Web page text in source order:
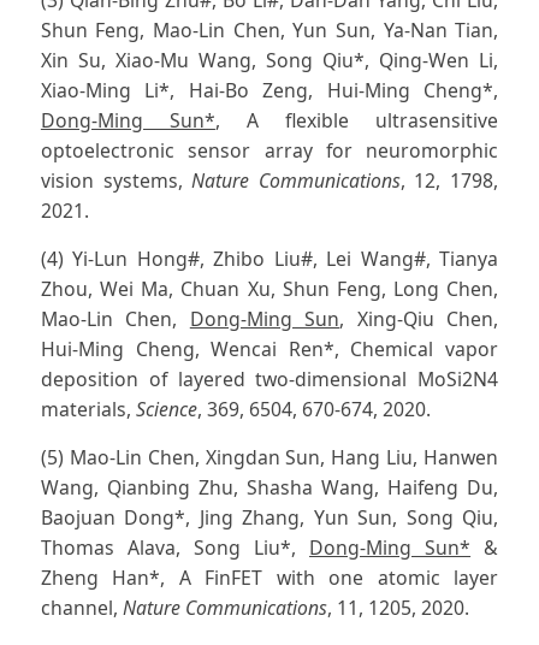
Shun Feng, Mao-Lin Chen, Yun Sun, Ya-Nan Tian,
Xin Su, Xiao-Mu Wang, Song Qiu*, Qing-Wen Li,
Xiao-Ming Li*, Hai-Bo Zeng, Hui-Ming Cheng*,
Dong-Ming Sun*, A flexible ultrasensitive
optoelectronic sensor array for neuromorphic
vision systems,Nature Communications, 12, 1798,
2021.
(4) Yi-Lun Hong#, Zhibo Liu#, Lei Wang#, Tianya
Zhou, Wei Ma, Chuan Xu, Shun Feng, Long Chen,
Mao-Lin Chen, Dong-Ming Sun, Xing-Qiu Chen,
Hui-Ming Cheng, Wencai Ren*, Chemical vapor
deposition of layered two-dimensional MoSi2N4
materials, Science, 369, 6504, 670-674, 2020.
(5) Mao-Lin Chen, Xingdan Sun, Hang Liu, Hanwen
Wang, Qianbing Zhu, Shasha Wang, Haifeng Du,
Baojuan Dong*, Jing Zhang, Yun Sun, Song Qiu,
Thomas Alava, Song Liu*, Dong-Ming Sun* &
Zheng Han*, A FinFET with one atomic layer
channel, Nature Communications, 11, 1205, 2020.